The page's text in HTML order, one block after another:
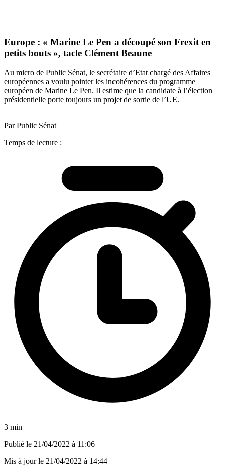
Europe : « Marine Le Pen a découpé son Frexit en
petits bouts », tacle Clément Beaune
Au micro de Public Sénat, le secrétaire d’Etat chargé des Affaires
européennes a voulu pointer les incohérences du programme
européen de Marine Le Pen. Il estime que la candidate à l’élection
présidentielle porte toujours un projet de sortie de l’UE.
Par Public Sénat
Temps de lecture :
3 min
Publié le 21/04/2022 à 11:06
Mis à jour le 21/04/2022 à 14:44